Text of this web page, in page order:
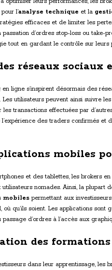
l’analyse technique et la
efficaces et de limiter les
d’ordres stop-loss ou take-
tout en gardant le contrôle sur leurs
réseaux sociaux
ligne s’inspirent désormais des
Les utilisateurs peuvent ainsi suivre
transactions effectuées par
des traders confirmés et
mobiles
et des tablettes, les brokers
utilisateurs nomades. Ainsi, la plupart
mobiles permettant aux
où qu’ils soient. Les applications
d’ordres à l’accès aux
des
dans leur apprentissage, les